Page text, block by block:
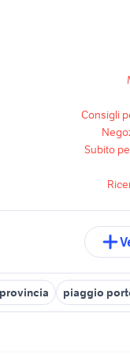
Consigli
Subito
piaggio